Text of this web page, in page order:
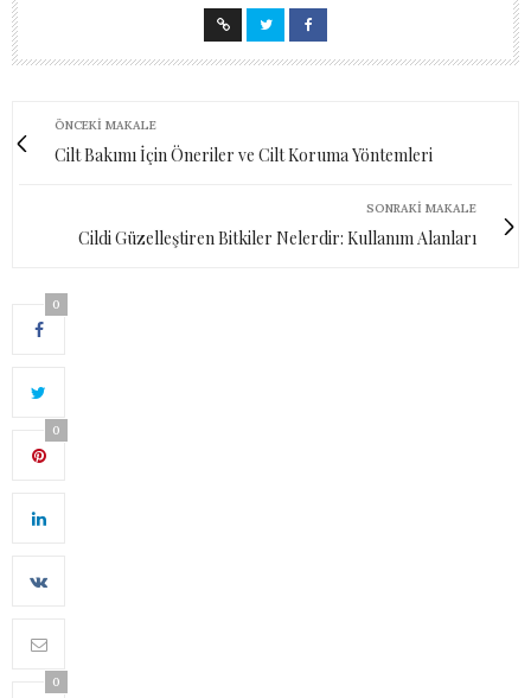
ÖNCEKI MAKALE
Cilt Bakımı İçin Öneriler ve Cilt Koruma Yöntemleri
SONRAKI MAKALE
Cildi Güzelleştiren Bitkiler Nelerdir: Kullanım Alanları
0
0
0